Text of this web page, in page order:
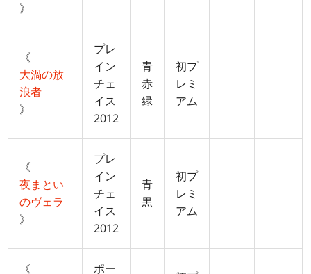
》
《
大渦の放
浪者
》
プレ
イン
チェ
イス
2012
青
赤
緑
初プ
レミ
アム
《
夜まとい
のヴェラ
》
プレ
イン
チェ
イス
2012
青
黒
初プ
レミ
アム
《
ポー